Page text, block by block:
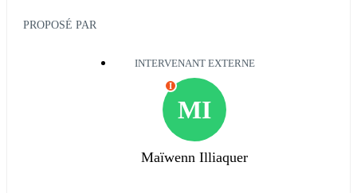
PROPOSÉ PAR
INTERVENANT EXTERNE
MI
I
Maïwenn Illiaquer